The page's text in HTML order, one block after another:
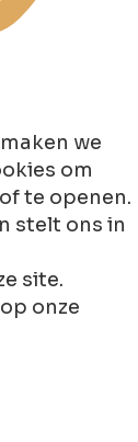
we
om
te openen.
stelt ons in
site.
onze